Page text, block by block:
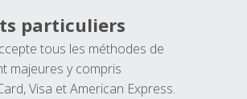
particuliers
tous les méthodes de
majeures y compris
Visa et American Express.